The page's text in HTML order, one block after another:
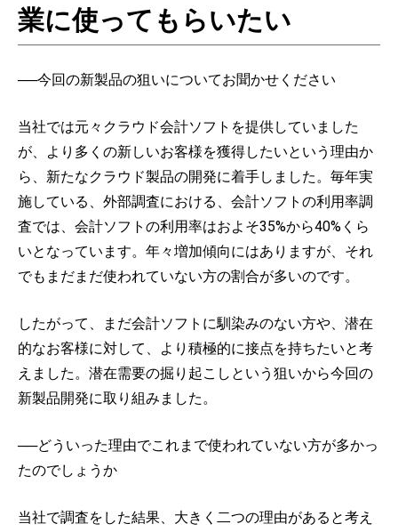
業に使ってもらいたい
──今回の新製品の狙いについてお聞かせください
当社では元々クラウド会計ソフトを提供していました
が、より多くの新しいお客様を獲得したいという理由か
ら、新たなクラウド製品の開発に着手しました。毎年実
施している、外部調査における、会計ソフトの利用率調
査では、会計ソフトの利用率はおよそ35%から40%くら
いとなっています。年々増加傾向にはありますが、それ
でもまだまだ使われていない方の割合が多いのです。
したがって、まだ会計ソフトに馴染みのない方や、潜在
的なお客様に対して、より積極的に接点を持ちたいと考
えました。潜在需要の掘り起こしという狙いから今回の
新製品開発に取り組みました。
──どういった理由でこれまで使われていない方が多かっ
たのでしょうか
当社で調査をした結果、大きく二つの理由があると考え